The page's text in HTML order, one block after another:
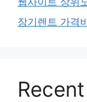
장기렌트 가격